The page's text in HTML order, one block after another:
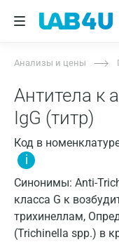
Анализы и цены
Антитела к
IgG (титр)
Код в
i
Синонимы: Anti-
класса G к
трихинеллам,
(Trichinella spp.) в